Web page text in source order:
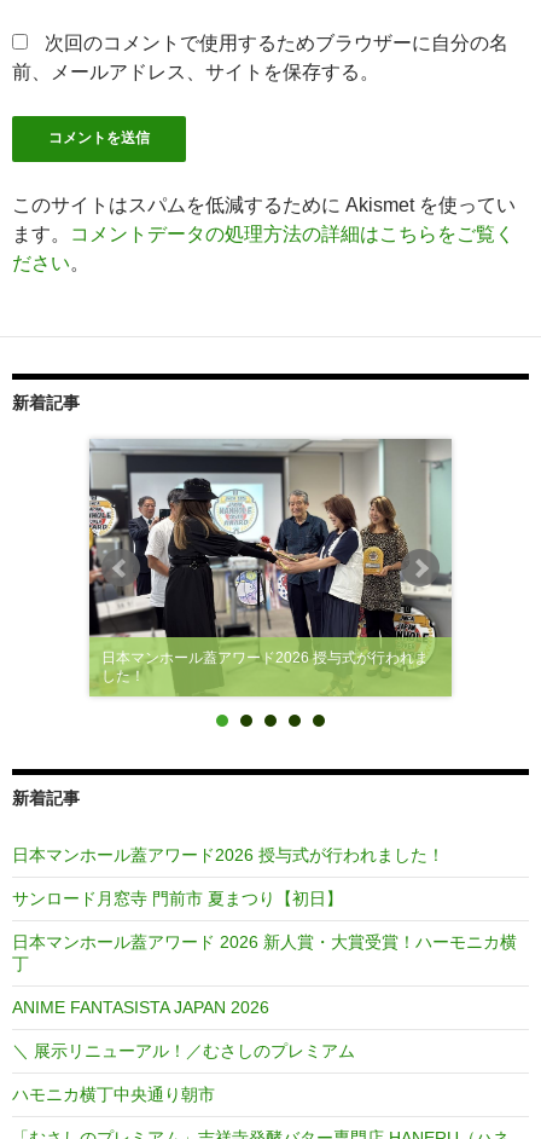
次回のコメントで使用するためブラウザーに自分の名
前、メールアドレス、サイトを保存する。
このサイトはスパムを低減するために Akismet を使ってい
ます。
コメントデータの処理方法の詳細はこちらをご覧く
ださい。
新着記事
日本マンホール蓋アワード2026 授与式が行われま
した！
新着記事
日本マンホール蓋アワード2026 授与式が行われました！
サンロード月窓寺 門前市 夏まつり【初日】
日本マンホール蓋アワード 2026 新人賞・大賞受賞！ハーモニカ横
丁
ANIME FANTASISTA JAPAN 2026
＼ 展示リニューアル！／むさしのプレミアム
ハモニカ横丁中央通り朝市